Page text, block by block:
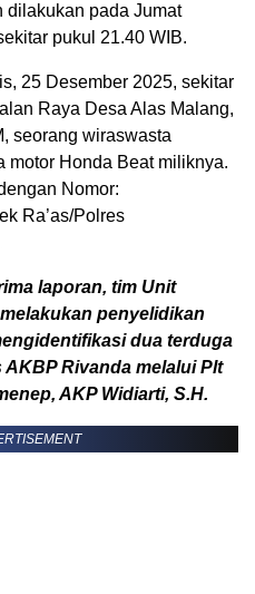
dilakukan pada Jumat
pukul 21.40 WIB.
25 Desember 2025, sekitar
Raya Desa Alas Malang,
seorang wiraswasta
motor Honda Beat miliknya.
Nomor:
Ra’as/Polres
laporan, tim Unit
penyelidikan
dua terduga
Rivanda melalui Plt
AKP Widiarti, S.H.